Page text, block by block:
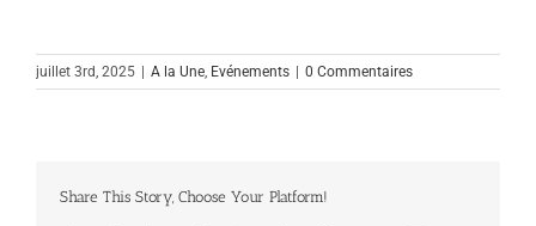
juillet 3rd, 2025 A la Une, Evénements 0 Commentaires
Share This Story, Choose Your Platform!